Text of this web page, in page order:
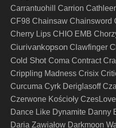
Carrantuohill
Carrion
CF98 Chainsaw Chainsword
Cherry Lips CHIO EMB
Ciurivankopson Clawfinger
Cold Shot Coma Contract
Crippling Madness Crisix
Curcuma Cyrk Deriglasoff
Czerwone Kościoły CzesLove
Dance Like Dynamite Danny
Daria Zawiałow Darkmoon